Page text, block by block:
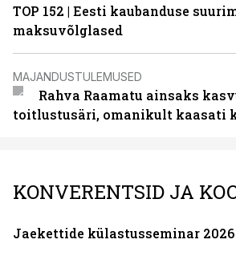
TOP 152 | Eesti kaubanduse
maksuvõlglased
MAJANDUSTULEMUSED
Rahva Raamatu ainsaks
toitlustusäri, omanikult kaasati
KONVERENTSID JA
Jaekettide külastusseminar 2026